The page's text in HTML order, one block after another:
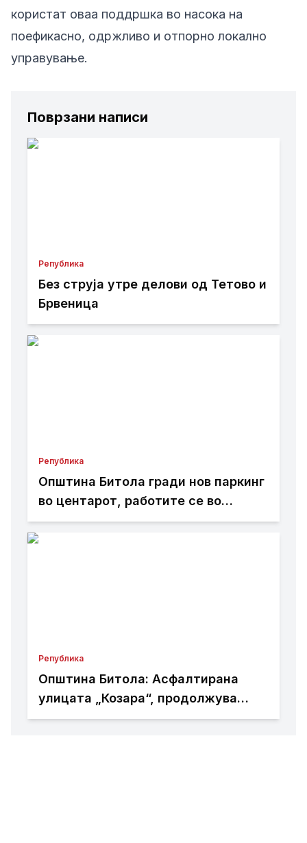
користат оваа поддршка во насока на
поефикасно, одржливо и отпорно локално
управување.
Поврзани написи
Република
Без струја утре делови од Тетово и
Брвеница
Република
Општина Битола гради нов паркинг
во центарот, работите се во
завршна фаза
Република
Општина Битола: Асфалтирана
улицата „Козара“, продолжува
реконструкцијата кај